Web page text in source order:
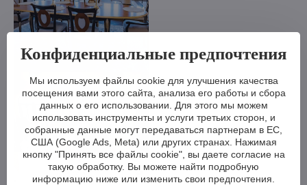
Конфиденциальные предпочтения
Мы используем файлы cookie для улучшения качества
посещения вами этого сайта, анализа его работы и сбора
данных о его использовании. Для этого мы можем
использовать инструменты и услуги третьих сторон, и
собранные данные могут передаваться партнерам в ЕС,
США (Google Ads, Meta) или других странах. Нажимая
кнопку "Принять все файлы cookie", вы даете согласие на
такую обработку. Вы можете найти подробную
информацию ниже или изменить свои предпочтения.